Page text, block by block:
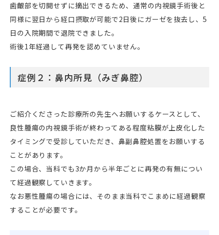
歯齦部を切開せずに摘出できるため、通常の内視鏡手術後と
同様に翌日から経口摂取が可能で2日後にガーゼを抜去し、5
日の入院期間で退院できました。
術後1年経過して再発を認めていません。
症例２：鼻内所見（みぎ鼻腔）
ご紹介くださった診療所の先生へお願いするケースとして、
良性腫瘍の内視鏡手術が終わってある程度粘膜が上皮化した
タイミングで受診していただき、鼻副鼻腔処置をお願いする
ことがあります。
この場合、当科でも3か月から半年ごとに再発の有無につい
て経過観察していきます。
なお悪性腫瘍の場合には、そのまま当科でこまめに経過観察
することが必要です。